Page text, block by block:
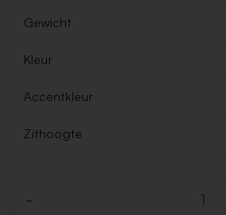
Gewicht
Kleur
Accentkleur
Zithoogte
-